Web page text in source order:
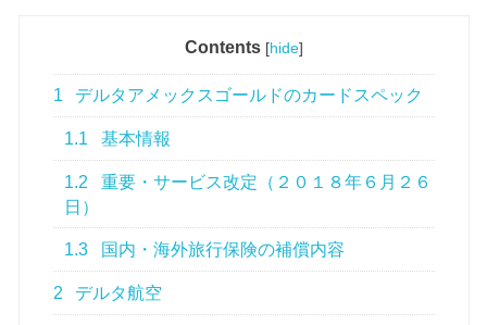
Contents [hide]
1 デルタアメックスゴールドのカードスペック
1.1 基本情報
1.2
重要・サービス改定（２０１８年６月２６
日）
1.3 国内・海外旅行保険の補償内容
2 デルタ航空